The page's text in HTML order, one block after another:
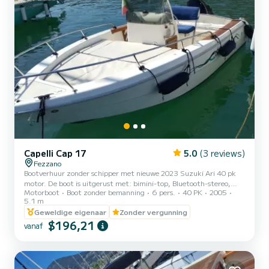
Capelli Cap 17 5.0 (3 reviews)
Fezzano
Bootverhuur zonder schipper met nieuwe 2023 Suzuki Ari 40 pk
motor. De boot is uitgerust met: bimini-top, Bluetooth-stereo,
zoetwater douche, zwemtrap, lenspomp, kompas, USB-aansluiting
en zonnedek kussens voor. Op verzoek zijn snorkelmaskers
beschikbaar. Het is niet mogelijk om naar de Cinque Terre te varen.
Motorboot Boot zonder bemanning 6 pers. 40 PK
2005
5.1 m
Geweldige eigenaar
Zonder vergunning
vanaf $196,21